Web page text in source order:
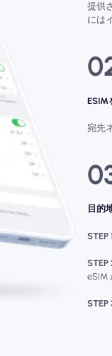
提供
には
ESIM
宛先
目的
STEP
STEP
eSIM
STEP